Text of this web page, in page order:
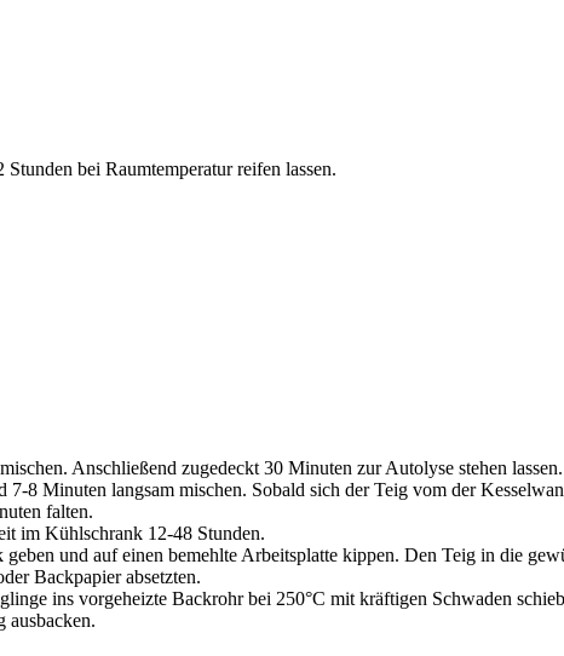
bei Raumtemperatur reifen lassen.
Anschließend zugedeckt 30 Minuten zur Autolyse stehen lassen.
8 Minuten langsam mischen. Sobald sich der Teig vom der
falten.
im Kühlschrank 12-48 Stunden.
und auf einen bemehlte Arbeitsplatte kippen. Den Teig in die
Backpapier absetzten.
ins vorgeheizte Backrohr bei 250°C mit kräftigen Schwaden
ausbacken.